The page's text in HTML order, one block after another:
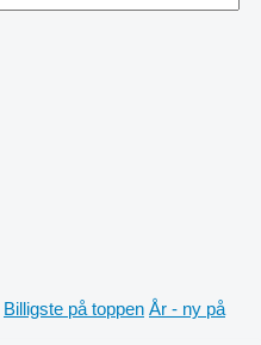
Billigste på toppen År - ny på